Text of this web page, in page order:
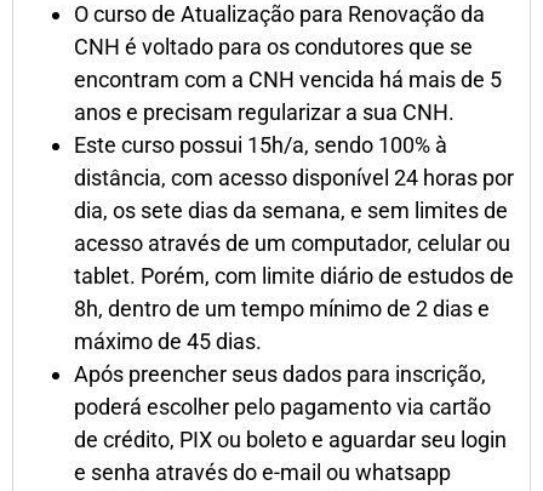
O curso de Atualização para Renovação da
CNH é voltado para os condutores que se
encontram com a CNH vencida há mais de 5
anos e precisam regularizar a sua CNH.
Este curso possui 15h/a, sendo 100% à
distância, com acesso disponível 24 horas por
dia, os sete dias da semana, e sem limites de
acesso através de um computador, celular ou
tablet. Porém, com limite diário de estudos de
8h, dentro de um tempo mínimo de 2 dias e
máximo de 45 dias.
Após preencher seus dados para inscrição,
poderá escolher pelo pagamento via cartão
de crédito, PIX ou boleto e aguardar seu login
e senha através do e-mail ou whatsapp